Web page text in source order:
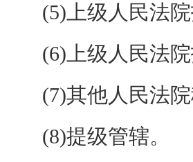
(5)上级人民法院
(6)上级人民法院
(7)其他人民法院
(8)提级管辖。